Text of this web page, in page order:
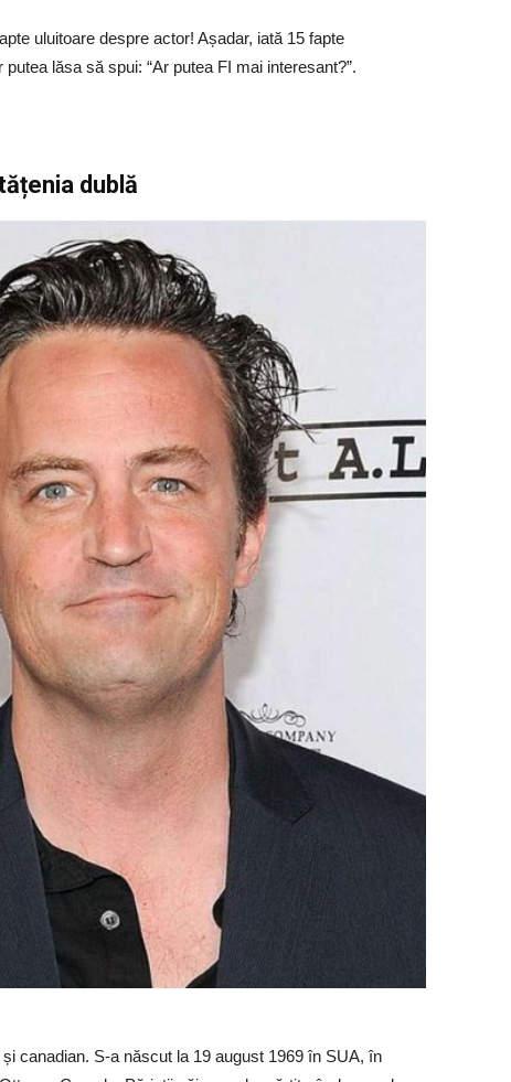
uluitoare despre actor! Așadar, iată 15 fapte
lăsa să spui: “Ar putea FI mai interesant?”.
dublă
canadian. S-a născut la 19 august 1969 în SUA, în